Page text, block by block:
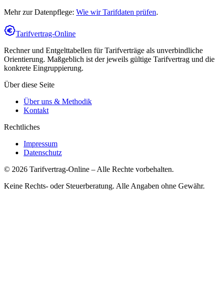
Mehr zur Datenpflege: Wie wir Tarifdaten prüfen.
Tarifvertrag-Online
Rechner und Entgelttabellen für Tarifverträge als unverbindliche
Orientierung. Maßgeblich ist der jeweils gültige Tarifvertrag und die
konkrete Eingruppierung.
Über diese Seite
Über uns & Methodik
Kontakt
Rechtliches
Impressum
Datenschutz
© 2026 Tarifvertrag-Online – Alle Rechte vorbehalten.
Keine Rechts- oder Steuerberatung. Alle Angaben ohne Gewähr.